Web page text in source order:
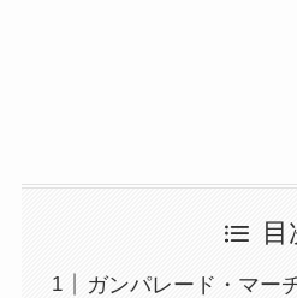
目
ガンパレード・マー